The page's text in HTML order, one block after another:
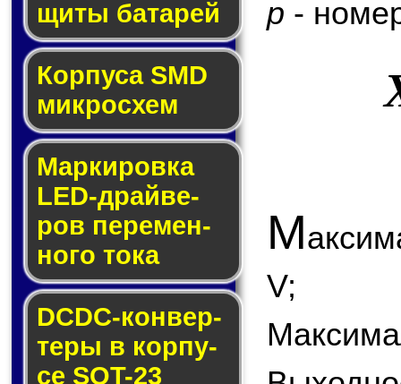
щи­ты ба­та­рей
Корпуса SMD
мик­ро­схем
Маркировка
LED-драй­ве­
ров пе­ре­мен­
но­го то­ка
DCDC-кон­вер­
те­ры в кор­пу­
се SOT-23
p -
М
V;